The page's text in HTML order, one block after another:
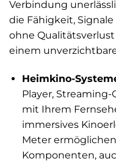
Verbindung
die Fähigkeit,
ohne
einem
Heimkino-
Player,
mit Ihrem
immersives
Meter
Komponenten,